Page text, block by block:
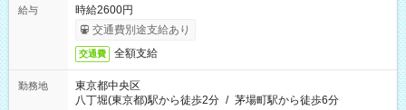
給与
時給2600円
交通費別途支給あり
交通費 全額支給
勤務地
東京都中央区
八丁堀(東京都)駅から徒歩2分 / 茅場町駅から徒歩6分